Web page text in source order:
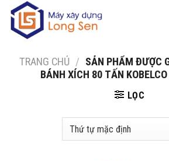
qua
TRANG CHỦ / SẢN PHẨM ĐƯỢC
BÁNH XÍCH 80 TẤN
LỌC